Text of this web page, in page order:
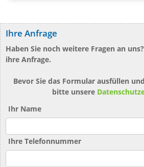
Ihre Anfrage
Haben Sie noch weitere Fragen an
ihre Anfrage.
Bevor Sie das Formular ausfüllen
bitte unsere
Ihr Name
Ihre Telefonnummer